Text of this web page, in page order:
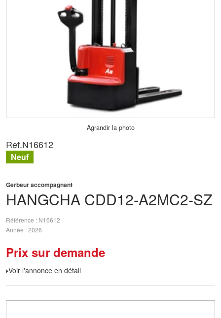
Agrandir la photo
HANGCHA CDD12-A2MC2-SZ
Gerbeur accompagnant
Référence
N16612
Année 2026
Prix sur demande
Voir l'annonce en détail
Ref.N16612
Neuf